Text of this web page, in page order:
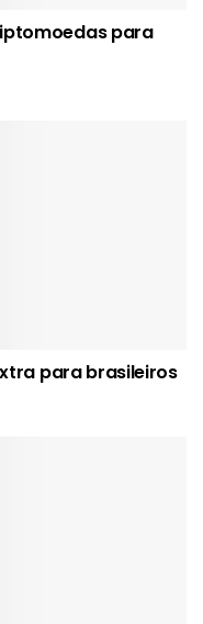
para
para brasileiros